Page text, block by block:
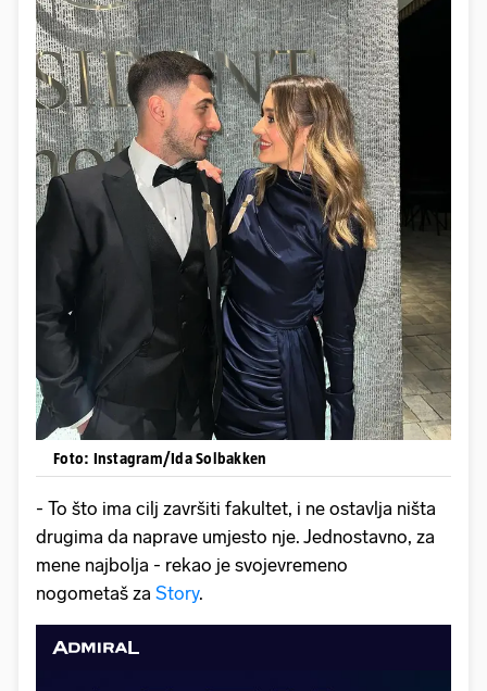
Foto: Instagram/Ida Solbakken
- To što ima cilj završiti fakultet, i ne ostavlja ništa
drugima da naprave umjesto nje. Jednostavno, za
mene najbolja - rekao je svojevremeno
nogometaš za Story.